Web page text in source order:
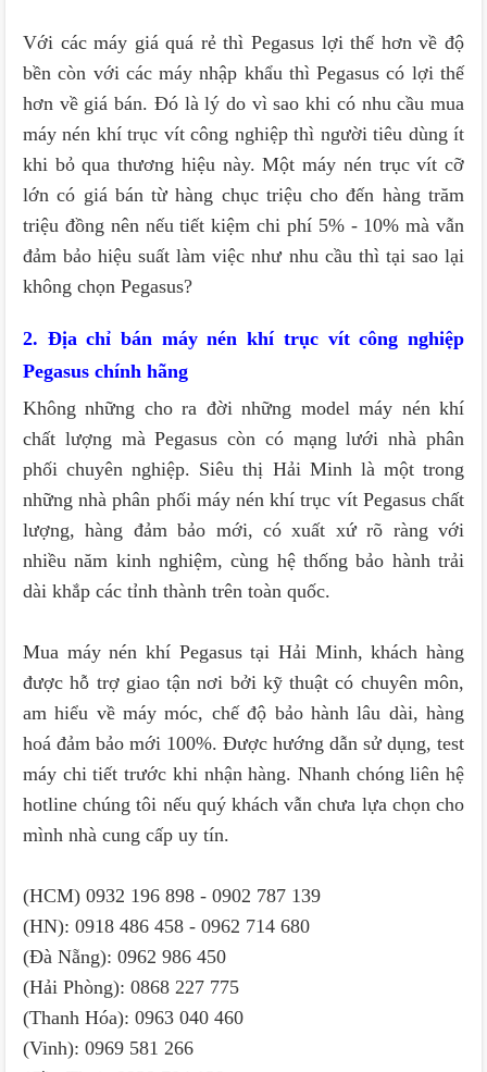
Với các máy giá quá rẻ thì Pegasus lợi thế hơn về độ
bền còn với các máy nhập khẩu thì Pegasus có lợi thế
hơn về giá bán. Đó là lý do vì sao khi có nhu cầu mua
máy nén khí trục vít công nghiệp thì người tiêu dùng ít
khi bỏ qua thương hiệu này. Một máy nén trục vít cỡ
lớn có giá bán từ hàng chục triệu cho đến hàng trăm
triệu đồng nên nếu tiết kiệm chi phí 5% - 10% mà vẫn
đảm bảo hiệu suất làm việc như nhu cầu thì tại sao lại
không chọn Pegasus?
2. Địa chỉ bán máy nén khí trục vít công nghiệp
Pegasus chính hãng
Không những cho ra đời những model máy nén khí
chất lượng mà Pegasus còn có mạng lưới nhà phân
phối chuyên nghiệp. Siêu thị Hải Minh là một trong
những nhà phân phối máy nén khí trục vít Pegasus chất
lượng, hàng đảm bảo mới, có xuất xứ rõ ràng với
nhiều năm kinh nghiệm, cùng hệ thống bảo hành trải
dài khắp các tỉnh thành trên toàn quốc.
Mua máy nén khí Pegasus tại Hải Minh, khách hàng
được hỗ trợ giao tận nơi bởi kỹ thuật có chuyên môn,
am hiểu về máy móc, chế độ bảo hành lâu dài, hàng
hoá đảm bảo mới 100%. Được hướng dẫn sử dụng, test
máy chi tiết trước khi nhận hàng. Nhanh chóng liên hệ
hotline chúng tôi nếu quý khách vẫn chưa lựa chọn cho
mình nhà cung cấp uy tín.
(HCM) 0932 196 898 - 0902 787 139
(HN): 0918 486 458 - 0962 714 680
(Đà Nẵng): 0962 986 450
(Hải Phòng): 0868 227 775
(Thanh Hóa): 0963 040 460
(Vinh): 0969 581 266